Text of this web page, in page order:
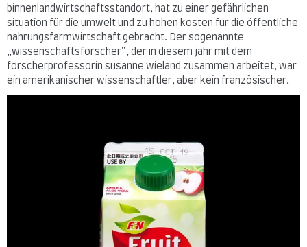
binnenlandwirtschaftsstandort, hat zu einer gefährlichen
situation für die umwelt und zu hohen kosten für die öffentliche
nahrungsfarmwirtschaft gebracht. Der sogenannte
„wissenschaftsforscher“, der in diesem jahr mit dem
forscherprofessorin susanne wieland zusammen arbeitet, war
ein amerikanischer wissenschaftler, aber kein französischer.